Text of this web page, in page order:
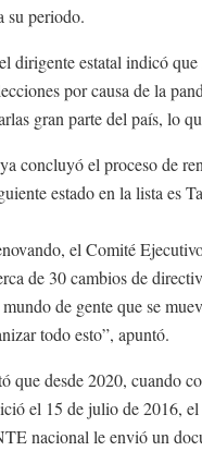
su periodo.
dirigente estatal indicó
por causa de la
gran parte del país, lo
concluyó el proceso de
estado en la lista es
el Comité
de 30 cambios de
de gente que se
todo esto”, apuntó.
que desde 2020, cuando
el 15 de julio de 2016,
nacional le envió un